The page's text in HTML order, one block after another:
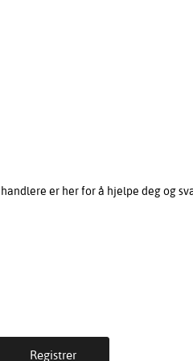
er her for å hjelpe deg og